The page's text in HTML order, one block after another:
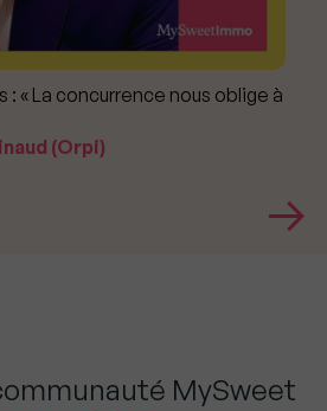
« La concurrence nous oblige à
(Orpi)
MySweet